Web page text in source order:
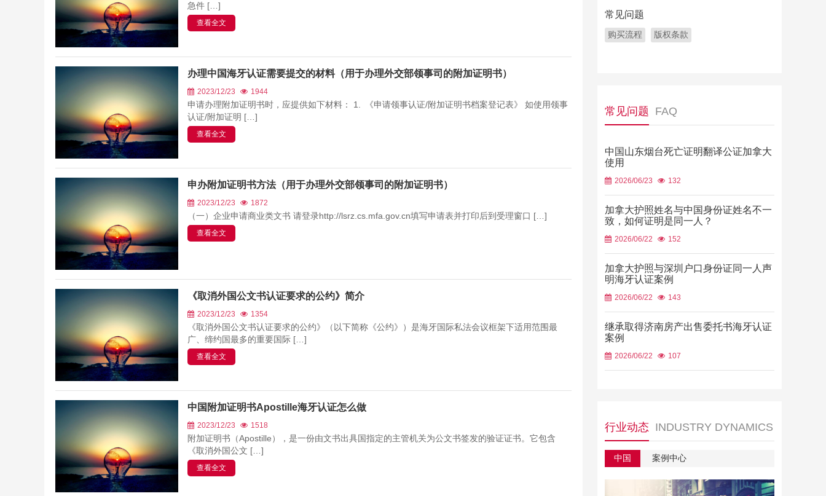
急件 […]
查看全文
办理中国海牙认证需要提交的材料（用于办理外交部领事司的附加证明书）
2023/12/23 1944
申请办理附加证明书时，应提供如下材料： 1. 《申请领事认证/附加证明书档案登记表》 如使用领事
认证/附加证明 […]
查看全文
申办附加证明书方法（用于办理外交部领事司的附加证明书）
2023/12/23 1872
（一）企业申请商业类文书 请登录http://lsrz.cs.mfa.gov.cn填写申请表并打印后到受理窗口 […]
查看全文
《取消外国公文书认证要求的公约》简介
2023/12/23 1354
《取消外国公文书认证要求的公约》（以下简称《公约》）是海牙国际私法会议框架下适用范围最
广、缔约国最多的重要国际 […]
查看全文
中国附加证明书Apostille海牙认证怎么做
2023/12/23 1518
附加证明书（Apostille），是一份由文书出具国指定的主管机关为公文书签发的验证证书。它包含
《取消外国公文 […]
查看全文
常见问题
购买流程 版权条款
常见问题 FAQ
中国山东烟台死亡证明翻译公证加拿大
使用
2026/06/23 132
加拿大护照姓名与中国身份证姓名不一
致，如何证明是同一人？
2026/06/22 152
加拿大护照与深圳户口身份证同一人声
明海牙认证案例
2026/06/22 143
继承取得济南房产出售委托书海牙认证
案例
2026/06/22 107
行业动态 INDUSTRY DYNAMICS
中国 案例中心